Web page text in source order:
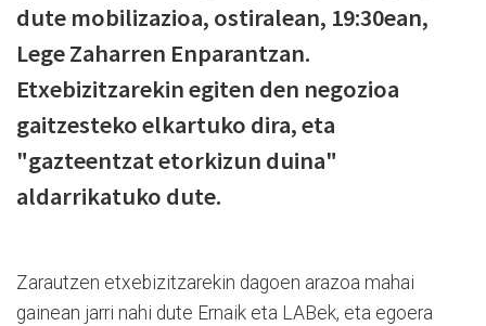
dute mobilizazioa, ostiralean, 19:30ean,
Lege Zaharren Enparantzan.
Etxebizitzarekin egiten den negozioa
gaitzesteko elkartuko dira, eta
"gazteentzat etorkizun duina"
aldarrikatuko dute.
Zarautzen etxebizitzarekin dagoen arazoa mahai
gainean jarri nahi dute Ernaik eta LABek, eta egoera